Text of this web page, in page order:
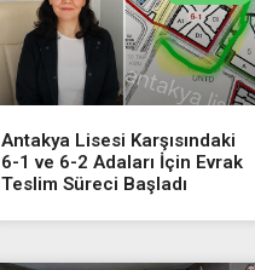
Antakya Lisesi Karşısındaki
6-1 ve 6-2 Adaları İçin Evrak
Teslim Süreci Başladı